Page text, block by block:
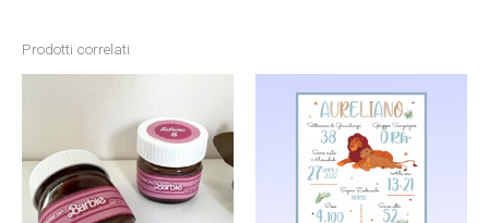
Prodotti correlati
Fascia
di
prezzo:
da
12,00 €
a
34,00 €